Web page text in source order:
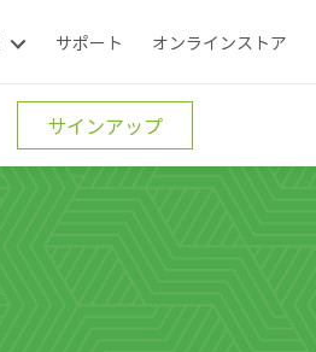
サポート オンラインストア
サインアップ